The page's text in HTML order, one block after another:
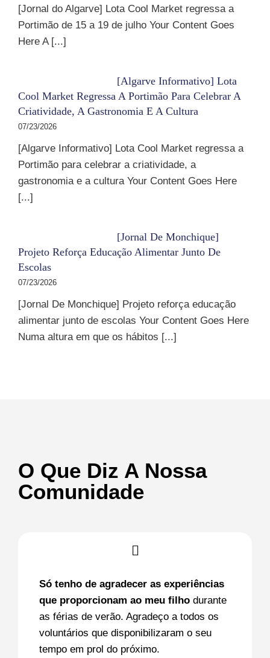
[Jornal do Algarve] Lota Cool Market regressa a
Portimão de 15 a 19 de julho Your Content Goes
Here A [...]
[Algarve Informativo] Lota
Cool Market Regressa A Portimão Para Celebrar A
Criatividade, A Gastronomia E A Cultura
07/23/2026
[Algarve Informativo] Lota Cool Market regressa a
Portimão para celebrar a criatividade, a
gastronomia e a cultura Your Content Goes Here
[...]
[Jornal De Monchique]
Projeto Reforça Educação Alimentar Junto De
Escolas
07/23/2026
[Jornal De Monchique] Projeto reforça educação
alimentar junto de escolas Your Content Goes Here
Numa altura em que os hábitos [...]
O Que Diz A Nossa
Comunidade
Só tenho de agradecer as experiências
que proporcionam ao meu filho durante
as férias de verão. Agradeço a todos os
voluntários que disponibilizaram o seu
tempo em prol do próximo.